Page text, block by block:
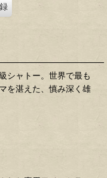
シャトー。世界で最も
を湛えた、慎み深く雄